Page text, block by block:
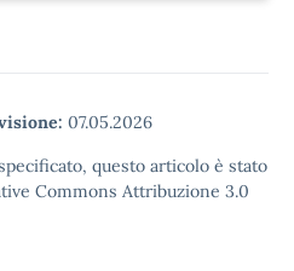
07.05.2026
questo articolo è stato
Commons Attribuzione 3.0